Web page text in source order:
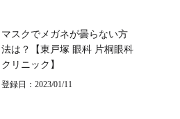
マスクでメガネが曇らない方
法は？【東戸塚 眼科 片桐眼科
クリニック】
登録日：2023/01/11